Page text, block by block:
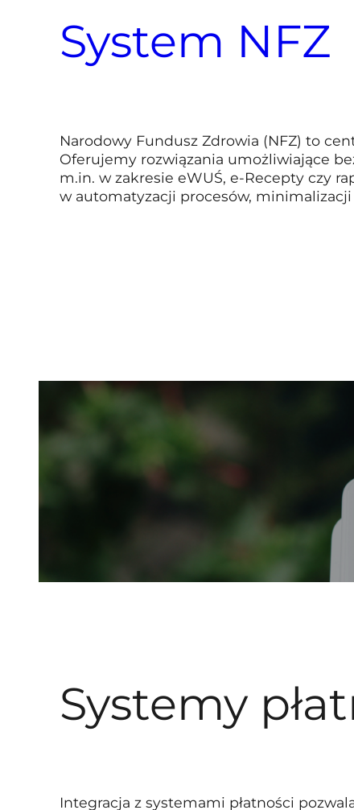
System NFZ
Narodowy Fundusz Zdrowia (NFZ) to
Oferujemy rozwiązania umożliwiające
m.in. w zakresie eWUŚ, e-Recepty czy
w automatyzacji procesów,
Systemy
Integracja z systemami płatności